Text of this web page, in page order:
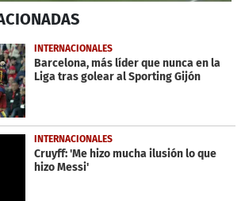
INTERNACIONALES
Barcelona, más líder que nunca en la
Liga tras golear al Sporting Gijón
INTERNACIONALES
Cruyff: 'Me hizo mucha ilusión lo que
hizo Messi'